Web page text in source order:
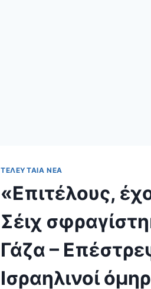
ΤΕΛΕΥΤΑΊΑ ΝΈΑ
«Επιτέλους,
Σέιχ
Γάζα –
Ισραηλινοί